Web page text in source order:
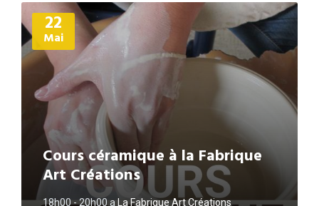
22
Mai
Cours céramique à la Fabrique
Art Créations
18h00 - 20h00a La Fabrique Art Créations
Plus
d'informations